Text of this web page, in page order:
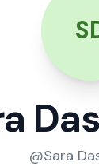
@Sara